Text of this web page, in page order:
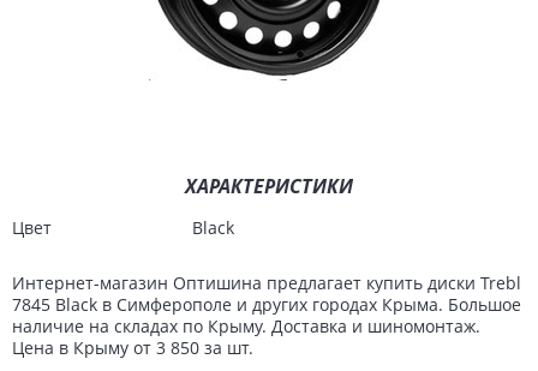
ХАРАКТЕРИСТИКИ
Цвет Black
Интернет-магазин Оптишина предлагает купить диски Trebl
7845 Black в Симферополе и других городах Крыма. Большое
наличие на складах по Крыму. Доставка и шиномонтаж.
Цена в Крыму от 3 850 за шт.